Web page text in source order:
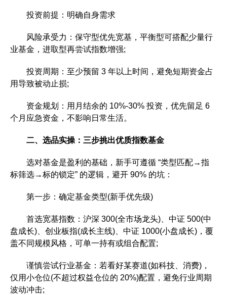
投资前提：明确自身需求
风险承受力：保守型优先宽基，平衡型可搭配少量行
业基金，进取型再尝试指数增强;
投资周期：至少预留 3 年以上时间，避免短期资金占
用导致被动止损;
资金规划：用月结余的 10%-30% 投资，优先留足 6
个月应急资金，不影响日常生活。
二、选品实操：三步挑出优质指数基金
选对基金是盈利的基础，新手可遵循 “类型匹配→指
标筛选→标的锁定” 的逻辑，避开 90% 的坑：
第一步：确定基金类型(新手优先级)
首选宽基指数：沪深 300(全市场龙头)、中证 500(中
盘成长)、创业板指(成长主线)、中证 1000(小盘成长)，覆
盖不同规模风格，可单一持有或组合配置;
谨慎尝试行业基金：若看好某赛道(如科技、消费)，
仅用小仓位(不超过权益仓位的 20%)配置，避免行业周期
波动冲击;